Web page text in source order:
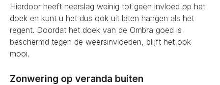
Hierdoor heeft neerslag weinig tot geen invloed op het
doek en kunt u het dus ook uit laten hangen als het
regent. Doordat het doek van de Ombra goed is
beschermd tegen de weersinvloeden, blijft het ook
mooi.
Zonwering op veranda buiten